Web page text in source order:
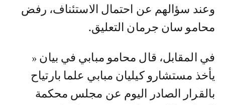
وعند سؤالهم عن احتمال الاستئناف، رفض
محامو سان جرمان التعليق.
في المقابل، قال محامو مبابي في بيان «
يأخذ مستشارو كيليان مبابي علما بارتياح
بالقرار الصادر اليوم عن مجلس محكمة